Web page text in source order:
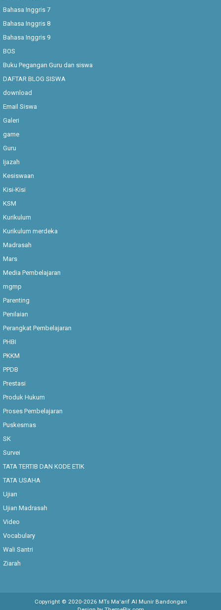
Bahasa Inggris 7
Bahasa Inggris 8
Bahasa Inggris 9
BOS
Buku Pegangan Guru dan siswa
DAFTAR BLOG SISWA
download
Email Siswa
Galeri
game
Guru
Ijazah
Kesiswaan
Kisi-Kisi
KSM
Kurikulum
Kurikulum merdeka
Madrasah
Mars
Media Pembelajaran
mgmp
Parenting
Penilaian
Perangkat Pembelajaran
PHBI
PKKM
PPDB
Prestasi
Produk Hukum
Proses Pembelajaran
Puskesmas
SK
Survei
TATA TERTIB DAN KODE ETIK
TATA USAHA
Ujian
Ujian Madrasah
Video
Vocabulary
Wali Santri
Ziarah
Copyright © 2020-2026 MTs Ma'arif Al Munir Bandongan